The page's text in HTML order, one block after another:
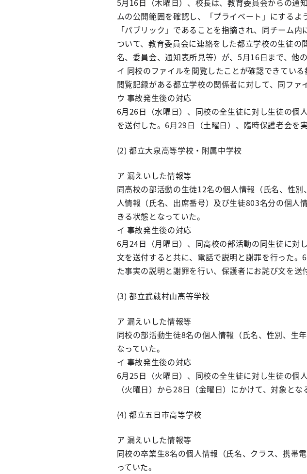
5月16日（木曜日）、校長は、教育委員会からの通
ムの公開範囲を確認し、「プライベート」にする
「パブリック」であることを指摘され、同チーム
ついて、教育委員会に連絡をした都立学校の生徒
名、委員会、通知表所見等）が、5月16日まで、他
イ 同校のファイルを閲覧したことが確認できてい
閲覧記録がある都立学校の関係者に対して、同ファ
ウ 事故発生後の対応
6月26日（水曜日）、同校の全生徒に対し生徒の個
を送付した。6月29日（土曜日）、臨時保護者会を
(2) 都立大泉高等学校・附属中学校
ア 漏えいした情報等
同高校の部活動の生徒12名の個人情報（氏名、性
人情報（氏名、出席番号）及び生徒803名分の個人
きる状態となっていた。
イ 事故発生後の対応
6月24日（月曜日）、同高校の部活動の同生徒に対
文を送付すると共に、電話で説明と謝罪を行った
た事実の説明と謝罪を行い、保護者にお詫び文を送
(3) 都立武蔵村山高等学校
ア 漏えいした情報等
同校の部活動生徒8名の個人情報（氏名、性別、生
なっていた。
イ 事故発生後の対応
6月25日（火曜日）、同校の全生徒に対し生徒の個
（火曜日）から28日（金曜日）にかけて、対象と
(4) 都立五日市高等学校
ア 漏えいした情報等
同校の卒業生8名の個人情報（氏名、クラス、携帯
っていた。